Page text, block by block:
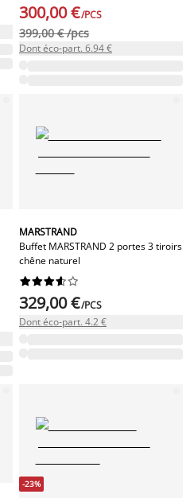
300,00 €/PCS
399,00 € /pcs
Dont éco-part. 6.94 €
MARSTRAND
Buffet MARSTRAND 2 portes 3 tiroirs
chêne naturel






329,00 €/PCS
Dont éco-part. 4.2 €
-23%